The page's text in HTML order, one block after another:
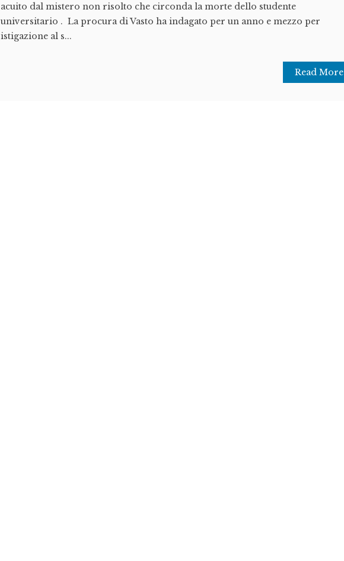
acuito dal mistero non risolto che circonda la morte dello studente
universitario . La procura di Vasto ha indagato per un anno e mezzo per
istigazione al s...
Read More